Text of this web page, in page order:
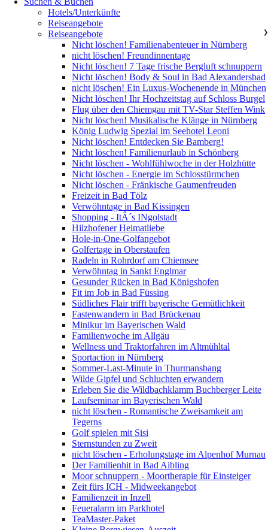
Hotels/Unterkünfte
Reiseangebote
Reiseangebote
❯
Nicht löschen! Familienabenteuer in Nürnberg
nicht löschen! Freundinnentage
Nicht löschen! 7 Tage frische Bergluft schnuppern
Nicht löschen! Body & Soul in Bad Alexandersbad
nicht löschen! Ein Luxus-Wochenende in München
Nicht löschen! Ihr Hochzeitstag auf Schloss Burgel
Flug über den Chiemgau mit TV-Star Steffen Wink
Nicht löschen! Musikalische Klänge in Nürnberg
König Ludwig Spezial im Seehotel Leoni
Nicht löschen! Entdecken Sie Bamberg!
Nicht löschen! Familienurlaub in Schönberg
Nicht löschen - Wohlfühlwoche in der Holzhütte
Nicht löschen - Energie im Schlosstürmchen
Nicht löschen - Fränkische Gaumenfreuden
Freizeit in Bad Tölz
Verwöhntage in Bad Kissingen
Shopping - ItÂ´s INgolstadt
Hilzhofener Heimatliebe
Hole-in-One-Golfangebot
Golfertage in Oberstaufen
Radeln in Rohrdorf am Chiemsee
Verwöhntag in Sankt Englmar
Gesunder Rücken in Bad Königshofen
Fit im Job in Bad Füssing
Südliches Flair trifft bayerische Gemütlichkeit
Fastenwandern in Bad Brückenau
Minikur im Bayerischen Wald
Familienwoche im Allgäu
Wellness und Traktorfahren im Altmühltal
Sportaction in Nürnberg
Sommer-Last-Minute in Thurmansbang
Wilde Gipfel und Schluchten erwandern
Erleben Sie die Wildbachklamm Buchberger Leite
Laufseminar im Bayerischen Wald
nicht löschen - Romantische Zweisamkeit am
Tegerns
Golf spielen mit Sisi
Sternstunden zu Zweit
nicht löschen - Erholungstage im Alpenhof Murnau
Der Familienhit in Bad Aibling
Moor schnuppern - Moortherapie für Einsteiger
Zeit fürs ICH - Midweekangebot
Familienzeit in Inzell
Feueralarm im Parkhotel
TeaMaster-Paket